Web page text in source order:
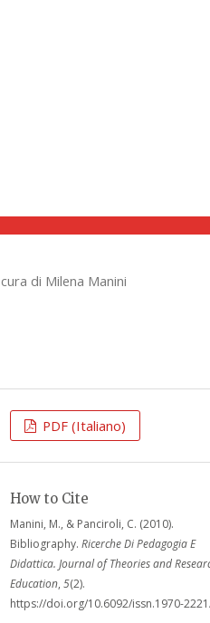
di Milena Manini
PDF (Italiano)
How to Cite
Manini, M., & Panciroli, C. (2010).
Bibliography. Ricerche Di Pedagogia E
Didattica. Journal of Theories and
Education, 5(2).
https://doi.org/10.6092/issn.1970-